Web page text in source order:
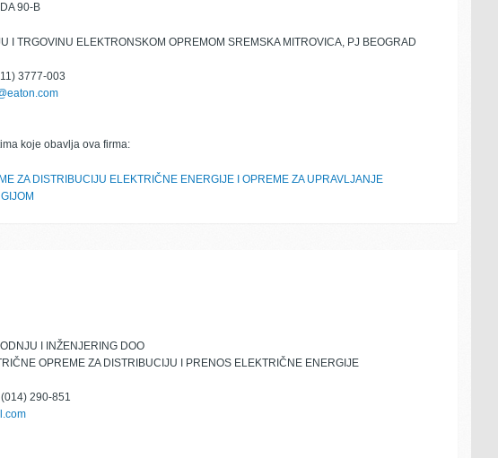
90-B
I TRGOVINU ELEKTRONSKOM OPREMOM SREMSKA MITROVICA, PJ BEOGRAD
3777-003
koje obavlja ova firma:
ZA DISTRIBUCIJU ELEKTRIČNE ENERGIJE I OPREME ZA UPRAVLJANJE
I INŽENJERING DOO
OPREME ZA DISTRIBUCIJU I PRENOS ELEKTRIČNE ENERGIJE
290-851